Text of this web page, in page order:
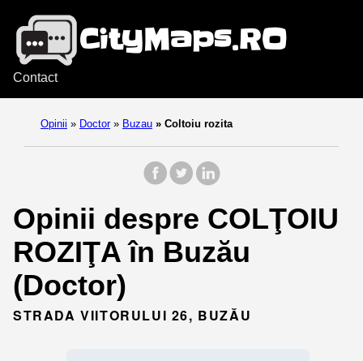
Contact
Opinii » Doctor » Buzau » Coltoiu rozita
Opinii despre COLŢOIU
ROZIŢA în Buzău
(Doctor)
STRADA VIITORULUI 26, BUZĂU